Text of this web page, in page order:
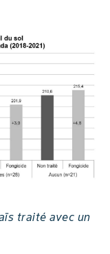
traité avec un